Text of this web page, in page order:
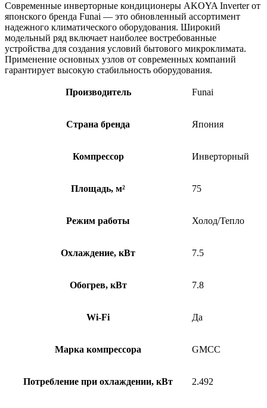
Современные инверторные кондиционеры AKOYA Inverter от
японского бренда Funai — это обновленный ассортимент
надежного климатического оборудования. Широкий
модельный ряд включает наиболее востребованные
устройства для создания условий бытового микроклимата.
Применение основных узлов от современных компаний
гарантирует высокую стабильность оборудования.
Производитель Funai
Страна бренда Япония
Компрессор Инверторный
Площадь, м² 75
Режим работы Холод/Тепло
Охлаждение, кВт 7.5
Обогрев, кВт 7.8
Wi-Fi Да
Марка компрессора GMCC
Потребление при охлаждении, кВт 2.492